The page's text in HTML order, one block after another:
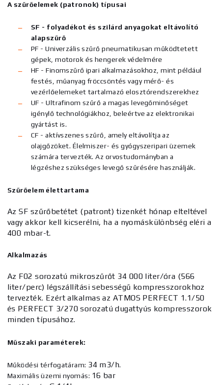
A szűrőelemek (patronok) típusai
SF - folyadékot és szilárd anyagokat eltávolító
alapszűrő
PF - Univerzális szűrő pneumatikusan működtetett
gépek, motorok és hengerek védelmére
HF - Finomszűrő ipari alkalmazásokhoz, mint például
festés, műanyag fröccsöntés vagy mérő- és
vezérlőelemeket tartalmazó elosztórendszerekhez
UF - Ultrafinom szűrő a magas levegőminőséget
igénylő technológiákhoz, beleértve az elektronikai
gyártást is.
CF - aktívszenes szűrő, amely eltávolítja az
olajgőzöket. Élelmiszer- és gyógyszeripari üzemek
számára tervezték. Az orvostudományban a
légzéshez szükséges levegő szűrésére használják.
Szűrőelem élettartama
Az SF szűrőbetétet (patront) tizenkét hónap elteltével
vagy akkor kell kicserélni, ha a nyomáskülönbség eléri a
400 mbar-t.
Alkalmazás
Az F02 sorozatú mikroszűrőt 34 000 liter/óra (566
liter/perc) légszállítási sebességű kompresszorokhoz
tervezték. Ezért alkalmas az ATMOS PERFECT 1.1/50
és PERFECT 3/270 sorozatú dugattyús kompresszorok
minden típusához.
Műszaki paraméterek:
Működési térfogatáram: 34 m3/h.
Maximális üzemi nyomás: 16 bar